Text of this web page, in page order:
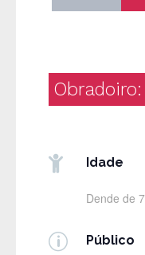
 Idade
Dende de
p Público